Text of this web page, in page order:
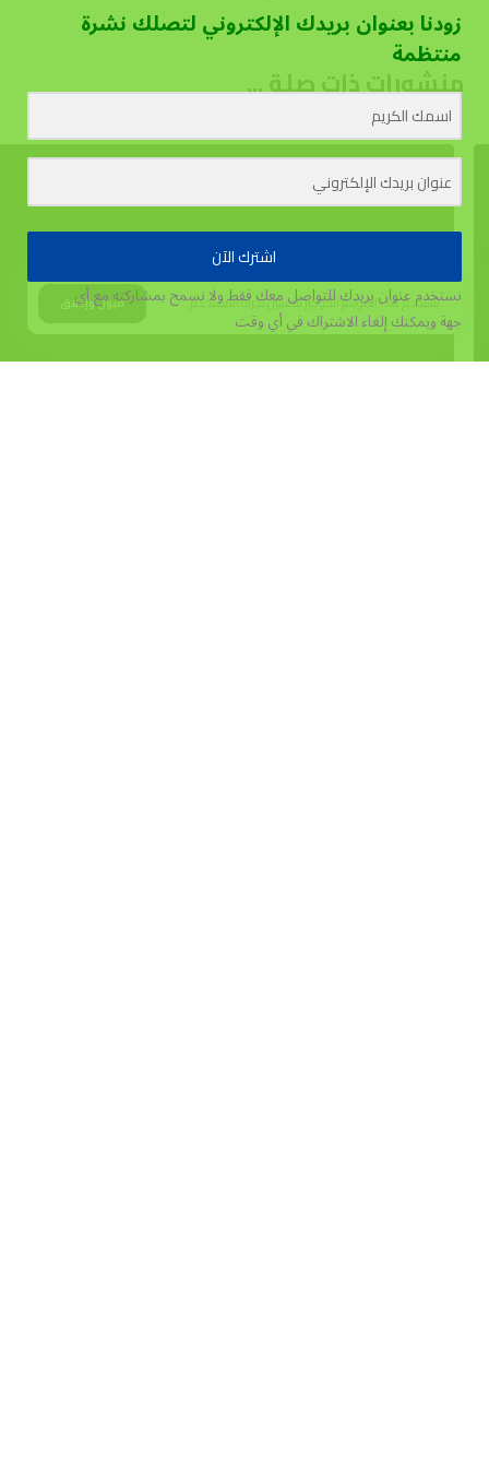
منشورات ذات صلة ...
يستخدم هذا الموقع الكوكيز لتحسين تجربة المستخدم. قبول وإغلاق
زودنا بعنوان بريدك الإلكتروني لتصلك نشرة
منتظمة
اشترك الآن
نستخدم عنوان بريدك للتواصل معك فقط ولا نسمح بمشاركته مع أي
جهةويمكنك إلغاء الاشتراك في أي وقت